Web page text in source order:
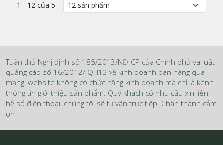
1 - 12 của 5
Tuân thủ Nghị định số 185/2013/NĐ-CP của Chính phủ và luật
quảng cáo số 16/2012/ QH13 về kinh doanh bán hàng qua
mạng, website không có chức năng kinh doanh mà chỉ là kênh
thông tin giới thiệu sản phẩm. Quý khách có nhu cầu xin liên
hệ số điện thoại, chúng tôi sẽ tư vấn trực tiếp. Chân thành cảm
ơn